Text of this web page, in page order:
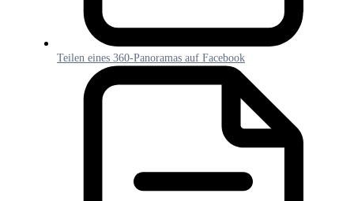
Teilen eines 360-Panoramas auf Facebook